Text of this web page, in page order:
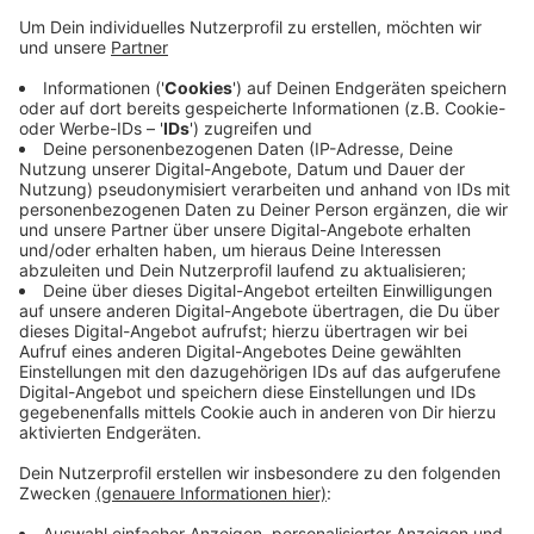
Tanz oder auch Parcour. Das Sport- und Bäderamt
hat das Projekt gemeinsam mit dem
Sportbildungswerk und der Bergischen
Krankenkasse erarbeitet. Sport im Park gibt es bis
zum 22. August. Eine Übersicht der Angebote
steht hier.
Veröffentlicht:Mittwoch, 23.06.2021 18:53
Anzeige